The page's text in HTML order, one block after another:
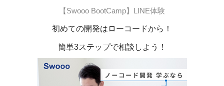
【Swooo BootCamp】LINE体験
初めての開発はローコードから！
簡単3ステップで相談しよう！